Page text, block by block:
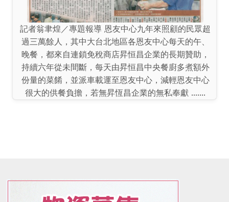
記者翁聿煌／專題報導 恩友中心九年來照顧的民眾超
過三萬餘人，其中大台北地區各恩友中心每天的午、
晚餐，都來自連鎖免稅商店昇恒昌企業的長期贊助，
持續六年從未間斷，每天由昇恒昌中央餐廚多煮額外
份量的菜餚，並派車載運至恩友中心，減輕恩友中心
很大的供餐負擔，若無昇恆昌企業的無私奉獻 .......